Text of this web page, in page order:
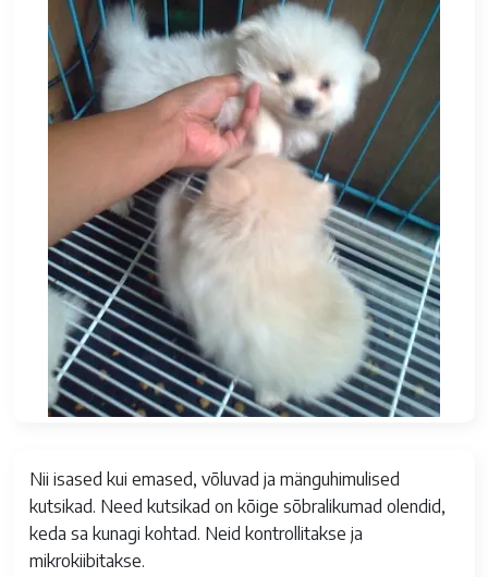
Nii isased kui emased, võluvad ja mänguhimulised
kutsikad. Need kutsikad on kõige sõbralikumad olendid,
keda sa kunagi kohtad. Neid kontrollitakse ja
mikrokiibitakse.